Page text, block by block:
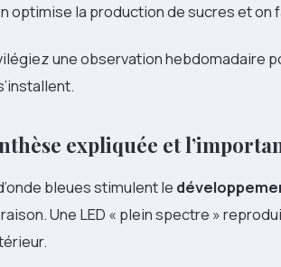
optimise la production de sucres et on
une observation hebdomadaire
expliquée et
bleues stimulent le
Une LED « plein spectre »